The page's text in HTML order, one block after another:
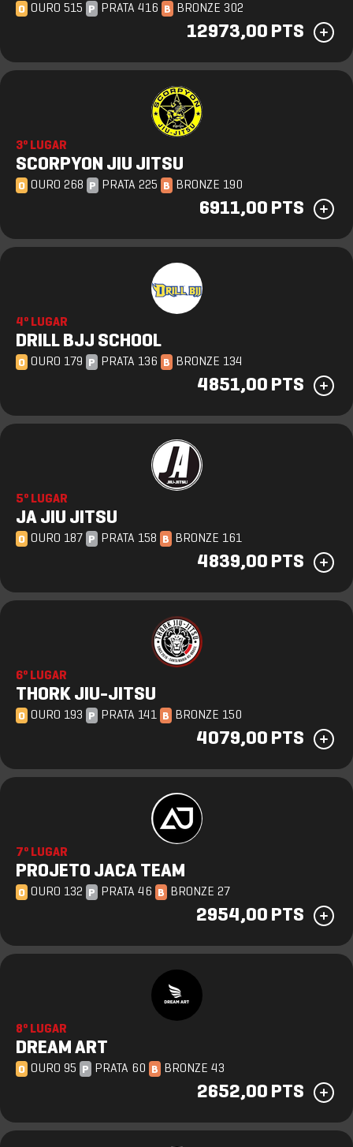
O OURO 515 P PRATA 416 B BRONZE 302
12973,00 PTS
3º LUGAR
SCORPYON JIU JITSU
O OURO 268 P PRATA 225 B BRONZE 190
6911,00 PTS
4º LUGAR
DRILL BJJ SCHOOL
O OURO 179 P PRATA 136 B BRONZE 134
4851,00 PTS
5º LUGAR
JA JIU JITSU
O OURO 187 P PRATA 158 B BRONZE 161
4839,00 PTS
6º LUGAR
THORK JIU-JITSU
O OURO 193 P PRATA 141 B BRONZE 150
4079,00 PTS
7º LUGAR
PROJETO JACA TEAM
O OURO 132 P PRATA 46 B BRONZE 27
2954,00 PTS
8º LUGAR
DREAM ART
O OURO 95 P PRATA 60 B BRONZE 43
2652,00 PTS